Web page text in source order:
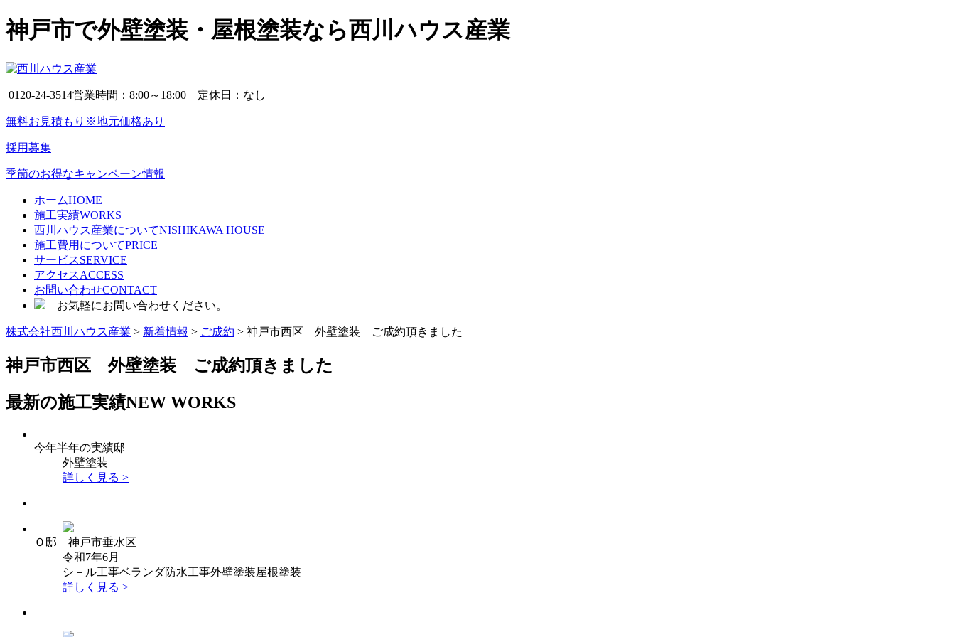
神戸市で外壁塗装・屋根塗装なら西川ハウス産業
0120-24-3514営業時間：8:00～18:00 定休日：なし
無料お見積もり※地元価格あり
採用募集
季節のお得なキャンペーン情報
ホームHOME
施工実績WORKS
西川ハウス産業についてNISHIKAWA HOUSE
施工費用についてPRICE
サービスSERVICE
アクセスACCESS
お問い合わせCONTACT
お気軽にお問い合わせください。
株式会社西川ハウス産業 > 新着情報 > ご成約 > 神戸市西区 外壁塗装 ご成約頂きました
神戸市西区 外壁塗装 ご成約頂きました
最新の施工実績NEW WORKS
今年半年の実績邸
外壁塗装
詳しく見る >
Ｏ邸 神戸市垂水区
令和7年6月
シ－ル工事ベランダ防水工事外壁塗装屋根塗装
詳しく見る >